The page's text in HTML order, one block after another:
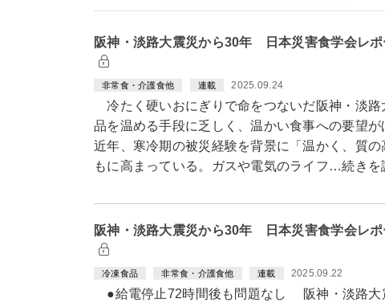
阪神・淡路大震災から30年 日本災害食学会レ
非常食・介護食他 連載 2025.09.24
冷たく硬いおにぎりで命をつないだ阪神・淡路
品を温める手段に乏しく、温かい食事への要望
近年、寒冷期の被災経験を背景に「温かく、質
もに高まっている。ガスや電気のライフ…続きを
阪神・淡路大震災から30年 日本災害食学会レポ
冷凍食品 非常食・介護食他 連載 2025.09.22
●給電停止72時間後も問題なし 阪神・淡路大